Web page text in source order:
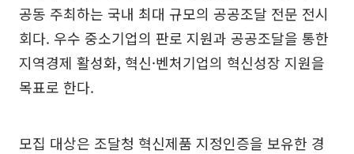
공동 주최하는 국내 최대 규모의 공공조달 전문 전시
회다. 우수 중소기업의 판로 지원과 공공조달을 통한
지역경제 활성화, 혁신·벤처기업의 혁신성장 지원을
목표로 한다.
모집 대상은 조달청 혁신제품 지정인증을 보유한 경